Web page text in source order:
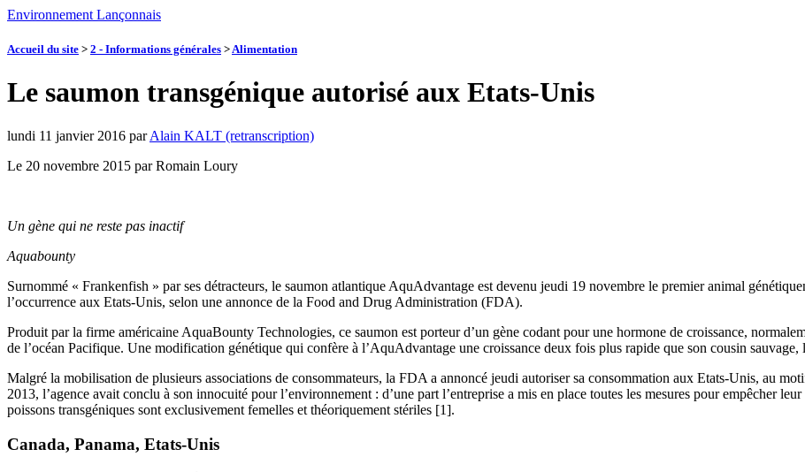
Environnement Lançonnais
Accueil du site > 2 - Informations générales >Alimentation
Le saumon transgénique autorisé aux Etats-Unis
lundi 11 janvier 2016 parAlain KALT (retranscription)
Le 20 novembre 2015 par Romain Loury
Un gène qui ne reste pas inactif
Aquabounty
Surnommé « Frankenfish » par ses détracteurs, le saumon atlantique AquAdvantage est devenu jeudi 19 novembre le premier animal
l’occurrence aux Etats-Unis, selon une annonce de la Food and Drug Administration (FDA).
Produit par la firme américaine AquaBounty Technologies, ce saumon est porteur d’un gène codant pour une hormone de croissance,
de l’océan Pacifique. Une modification génétique qui confère à l’AquAdvantage une croissance deux fois plus rapide que son cousin sauvage,
Malgré la mobilisation de plusieurs associations de consommateurs, la FDA a annoncé jeudi autoriser sa consommation aux Etats-Unis, au
2013, l’agence avait conclu à son innocuité pour l’environnement : d’une part l’entreprise a mis en place toutes les mesures pour empêcher
poissons transgéniques sont exclusivement femelles et théoriquement stériles [1].
Canada, Panama, Etats-Unis